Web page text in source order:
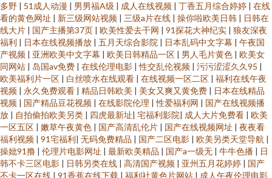
多野 | 51成人动漫 | 男男福A级 | 成人在线视频 | 丁香五月综合婷婷 | 在线
看的黄色网址 | 新三级网站视频 | 三级a片在线 | 操你啦欧美日韩 | 日韩在
线大片 | 国产主播第37页 | 欧美性爱去干网 | 91探花大神纪实 | 狼友深夜
福利 | 日本在线视频播放 | 五月天综合影院 | 日本乱码中文字幕 | 午夜国
产视频 | 亚洲欧美中文字幕 | 欧美日韩精品一区 | 男人毛片黄色 | 欧美女
同网站 | 岛国av免费 | 在线伦理电影 |性交乱伦视频 | 污污涩涩久久95 |
欧美福利片一区 | 白丝喷水在线观看 | 在线视频一区二区 | 福利在线午夜
视频 | 永久免费观看 | 精品日韩欧美 | 美女又爽又黄免费 | 日本在线精品
视频 | 国产精品豆花视频 | 在线影院伦理 |性爱福利网 | 国产在线视频播
放 | 自拍偷拍欧美另类 | 四虎最新址| 宅福利影院| 成人大片免费看 | 欧美
一区五区 | 嫩草午夜黄色 | 国产高清乱伦片 | 国产在线视频网址 | 夜夜看
福利视频 | 91宅福利| 无码免费精品 | 国产二区电影 | 欧美另类天堂导航 |
操妣91撸 | 伦理片电影网址 | 最新欧美精品 | 国产a一级无 | 牛牛色播 | 日
韩不卡三区电影 | 日韩另类在线 | 高清国产视频 | 亚州五月花婷婷 | 国产
不卡一区在线 | 91香蕉在线下载 | 福利社黄色片网站 | 成人午夜伦理电影